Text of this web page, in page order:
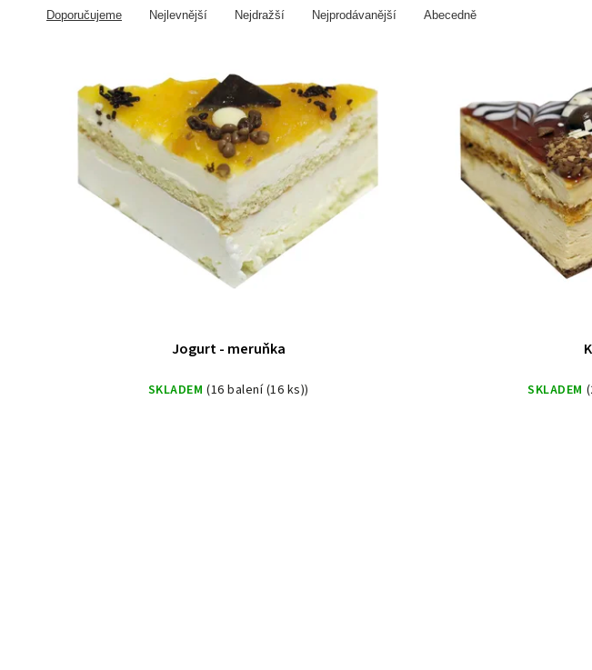
Doporučujeme Nejlevnější Nejdražší Nejprodávanější Abecedně
Jogurt - meruňka
SKLADEM (16 balení (16 ks)) SKLADEM